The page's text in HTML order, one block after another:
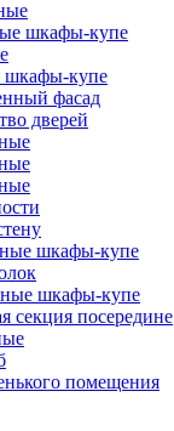
шкафы-купе
шкафы-купе
фасад
дверей
шкафы-купе
шкафы-купе
секция посередине
помещения